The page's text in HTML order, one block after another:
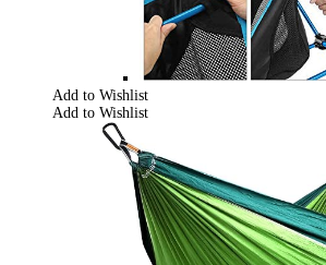
Add to Wishlist
Add to Wishlist